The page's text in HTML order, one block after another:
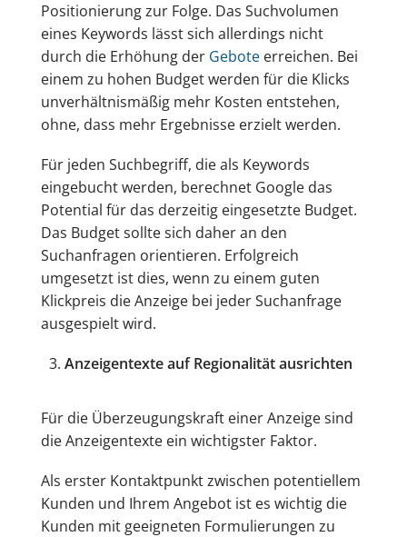
Positionierung zur Folge. Das Suchvolumen
eines Keywords lässt sich allerdings nicht
durch die Erhöhung der Geboteerreichen. Bei
einem zu hohen Budget werden für die Klicks
unverhältnismäßig mehr Kosten entstehen,
ohne, dass mehr Ergebnisse erzielt werden.
Für jeden Suchbegriff, die als Keywords
eingebucht werden, berechnet Google das
Potential für das derzeitig eingesetzte Budget.
Das Budget sollte sich daher an den
Suchanfragen orientieren. Erfolgreich
umgesetzt ist dies, wenn zu einem guten
Klickpreis die Anzeige bei jeder Suchanfrage
ausgespielt wird.
Anzeigentexte auf Regionalität ausrichten
Für die Überzeugungskraft einer Anzeige sind
die Anzeigentexte ein wichtigster Faktor.
Als erster Kontaktpunkt zwischen potentiellem
Kunden und Ihrem Angebot ist es wichtig die
Kunden mit geeigneten Formulierungen zu